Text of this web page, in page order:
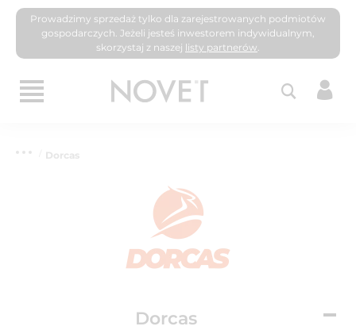
Prowadzimy sprzedaż tylko dla zarejestrowanych podmiotów
gospodarczych. Jeżeli jesteś inwestorem indywidualnym,
skorzystaj z naszej listy partnerów.
Dorcas
Dorcas